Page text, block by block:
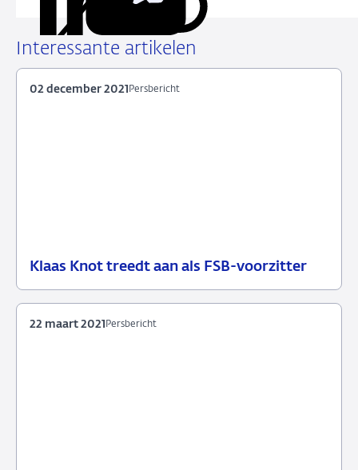
Deel
LinkedIn
via
X
Deel
Facebook
Deel
e-
Interessante artikelen
Klaas Knot treedt aan als FSB-voorzitter
2021
Persbericht
02 december 2021
Persbericht
22 maart 2021